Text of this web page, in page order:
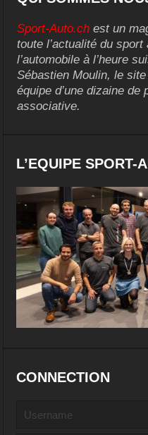
Sport-Auto.ch est un
toute l’actualité du
l’automobile à l’heure
Sébastien Moulin, le
équipe d’une dizaine
associative.
L’EQUIPE SPORT-
CONNECTION